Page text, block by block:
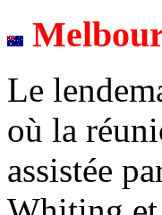
Le
où la
assistée